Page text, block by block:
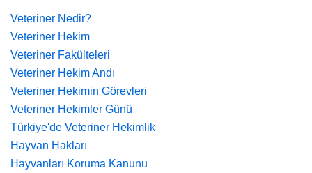
Veteriner Nedir?
Veteriner Hekim
Veteriner Fakülteleri
Veteriner Hekim Andı
Veteriner Hekimin Görevleri
Veteriner Hekimler Günü
Türkiye'de Veteriner Hekimlik
Hayvan Hakları
Hayvanları Koruma Kanunu